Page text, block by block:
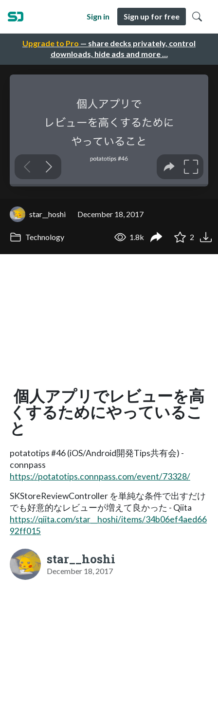
Upgrade to Pro — share decks privately, control
downloads, hide ads and more …
Sign in Sign up for free
star__hoshi December 18, 2017
Technology 1.8k 2
個人アプリでレビューを高
くするためにやっているこ
と
potatotips #46 (iOS/Android開発Tips共有会) -
connpass
https://potatotips.connpass.com/event/73328/
SKStoreReviewController を単純な条件で出すだけ
でも好意的なレビューが増えて良かった - Qiita
https://qiita.com/star__hoshi/items/34b06ef4aed66
92ff015
star__hoshi
December 18, 2017